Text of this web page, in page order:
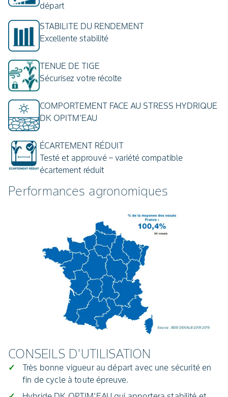
départ
STABILITE DU RENDEMENT
Excellente stabilité
TENUE DE TIGE
Sécurisez votre récolte
COMPORTEMENT FACE AU STRESS HYDRIQUE
DK OPITM'EAU
ÉCARTEMENT RÉDUIT
Testé et approuvé – variété compatible
écartement réduit
Performances agronomiques
CONSEILS D'UTILISATION
Très bonne vigueur au départ avec une sécurité en
fin de cycle à toute épreuve.